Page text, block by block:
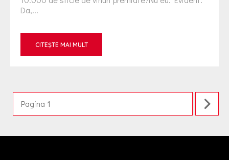
Da,...
CITEȘTE MAI MULT